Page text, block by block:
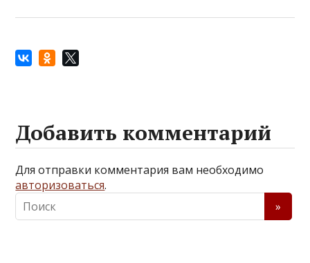
Добавить комментарий
Для отправки комментария вам необходимо
авторизоваться.